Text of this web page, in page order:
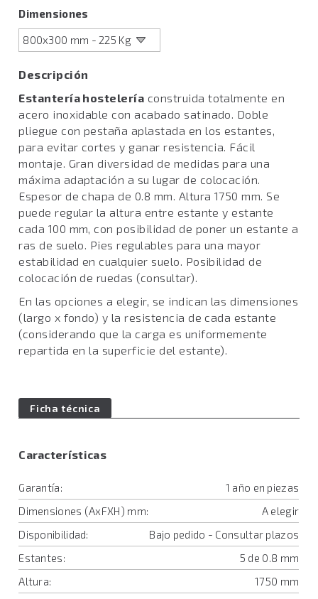
Dimensiones
Descripción
Estantería hostelería construida totalmente en
acero inoxidable con acabado satinado. Doble
pliegue con pestaña aplastada en los estantes,
para evitar cortes y ganar resistencia. Fácil
montaje. Gran diversidad de medidas para una
máxima adaptación a su lugar de colocación.
Espesor de chapa de 0.8 mm. Altura 1750 mm. Se
puede regular la altura entre estante y estante
cada 100 mm, con posibilidad de poner un estante a
ras de suelo. Pies regulables para una mayor
estabilidad en cualquier suelo. Posibilidad de
colocación de ruedas (consultar).
En las opciones a elegir, se indican las dimensiones
(largo x fondo) y la resistencia de cada estante
(considerando que la carga es uniformemente
repartida en la superficie del estante).
Ficha técnica
Características
Garantía:
1 año en piezas
Dimensiones (AxFXH) mm:
A elegir
Disponibilidad:
Bajo pedido - Consultar plazos
Estantes:
5 de 0.8 mm
Altura:
1750 mm